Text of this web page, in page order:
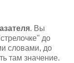
. Вы
до
словами, до
там значение.